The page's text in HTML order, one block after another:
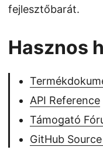
fejlesztőbarát.
Hasznos
API Reference
Támogató
GitHub